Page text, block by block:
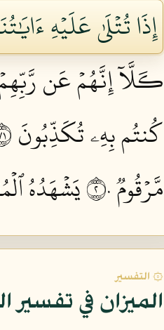
إِذَا تُتۡلَىٰ عَلَيۡهِ
كـَلَّآ إِنَّهُمۡ عَن
كُنتُم بِهِۦ تُكَذِّبُونَ ١٧
مَّرۡقُومٞ ٢٠
يَشۡهَدُهُ
۞ التفسير
الميزان في تفسير